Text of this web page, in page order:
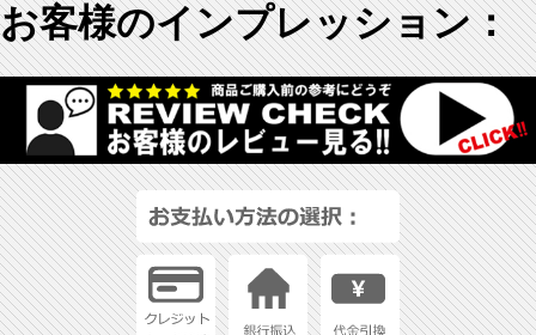
お客様のインプレッション：